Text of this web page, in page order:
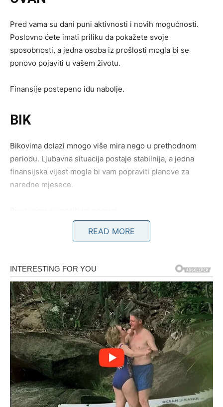
Pred vama su dani puni aktivnosti i novih mogućnosti.
Poslovno ćete imati priliku da pokažete svoje
sposobnosti, a jedna osoba iz prošlosti mogla bi se
ponovo pojaviti u vašem životu.
Finansije postepeno idu nabolje.
BIK
Bikovima dolazi mnogo više mira nego u prethodnom
periodu. Ljubavna situacija postaje stabilnija, a jedna
finansijska vijest mogla bi vam popraviti planove za
naredne mjesece.
Blizanci ulaze u veoma zanimljiv period kada je
komunikacija u pitanju. Nova poznanstva, korisni
razgovori i prilike za saradnju obilježiće narednih deset
dana.
Moguća je i neočekivana poruka od osobe koju dugo
niste čuli.
RAK
Rakovi će konačno osjetiti da se stvari slažu na svoje
READ MORE